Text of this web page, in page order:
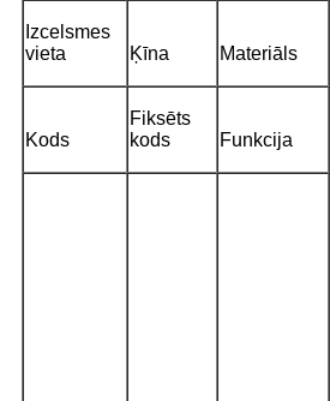
Izcelsmes
vieta
Ķīna Materiāls
Kods
Fiksēts
kods
Funkcija